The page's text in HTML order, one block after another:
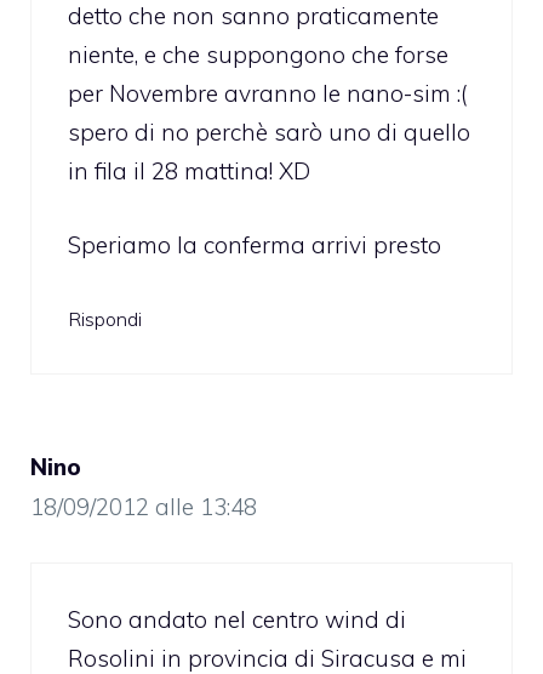
detto che non sanno praticamente
niente, e che suppongono che forse
per Novembre avranno le nano-sim :(
spero di no perchè sarò uno di quello
in fila il 28 mattina! XD
Speriamo la conferma arrivi presto
Rispondi
Nino
18/09/2012 alle 13:48
Sono andato nel centro wind di
Rosolini in provincia di Siracusa e mi